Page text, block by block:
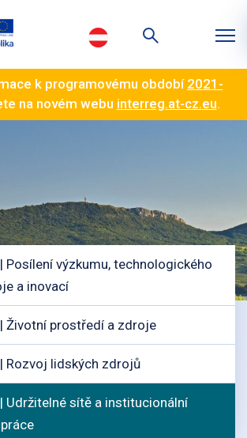
k programovému období2021-
na novém webu interreg.at-cz.eu.
Posílení výzkumu, technologického
a inovací
| Životní prostředí a zdroje
Rozvoj lidských zdrojů
Udržitelné sítě a institucionální